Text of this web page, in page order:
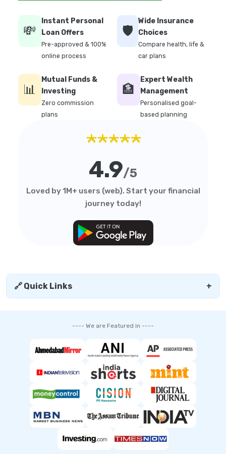
💸
Instant Personal
Loan Offers
Pre-approved & 100%
online process
🛡️
Wide Insurance
Choices
Compare health, life &
car plans
📊
Mutual Funds &
Investing
Zero commission
plans
🏦
Expert Wealth
Management
Personalised goal-
based planning
★★★★★
4.9/5
Loved by 1M+ users (web). Start your financial
journey today!
🔗 Quick Links +
---- We are Featured in ----